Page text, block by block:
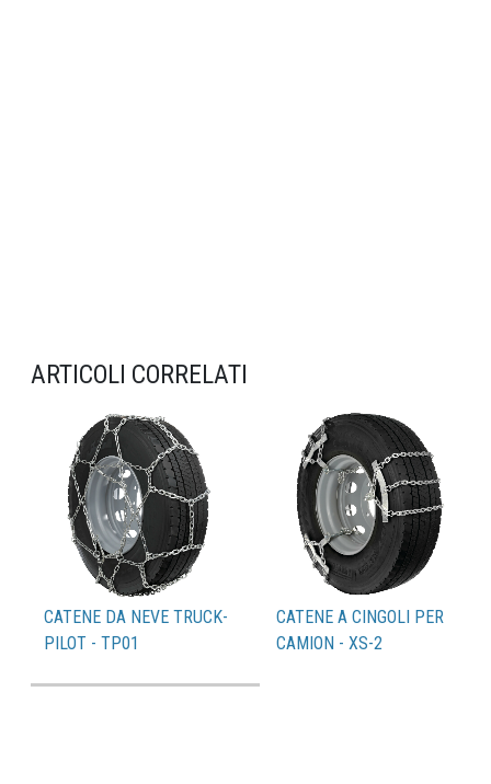
ARTICOLI CORRELATI
CATENE DA NEVE TRUCK-
PILOT - TP01
CATENE A CINGOLI PER
CAMION - XS-2